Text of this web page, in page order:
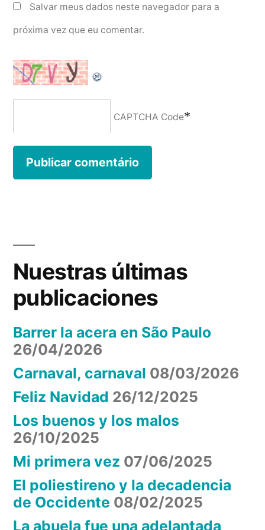
Salvar meus dados neste navegador para a
próxima vez que eu comentar.
CAPTCHA Code*
Nuestras últimas
publicaciones
Barrer la acera en São Paulo
26/04/2026
Carnaval, carnaval 08/03/2026
Feliz Navidad 26/12/2025
Los buenos y los malos
26/10/2025
Mi primera vez 07/06/2025
El poliestireno y la decadencia
de Occidente 08/02/2025
La abuela fue una adelantada